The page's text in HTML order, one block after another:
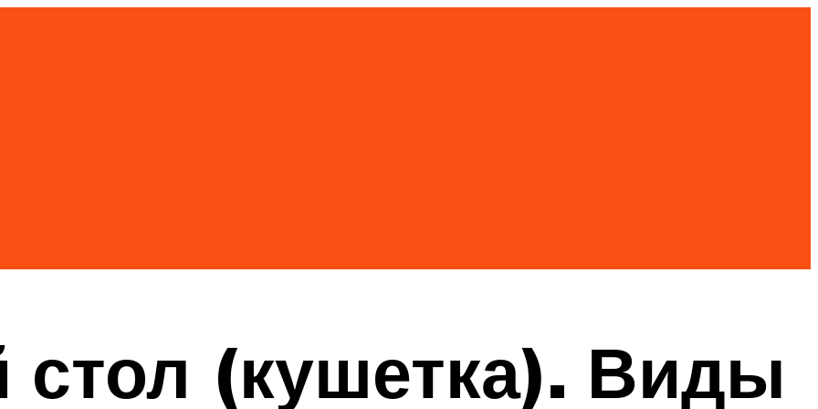
(кушетка). Виды